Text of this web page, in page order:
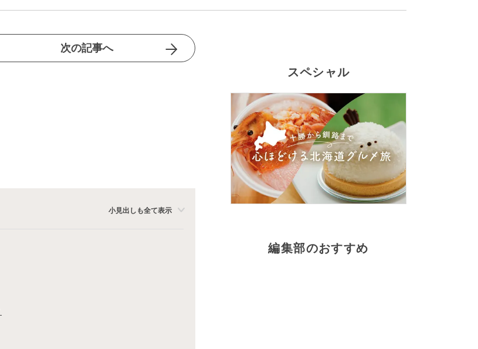
次の記事へ
小見出しも全て表示
スペシャル
編集部のおすすめ